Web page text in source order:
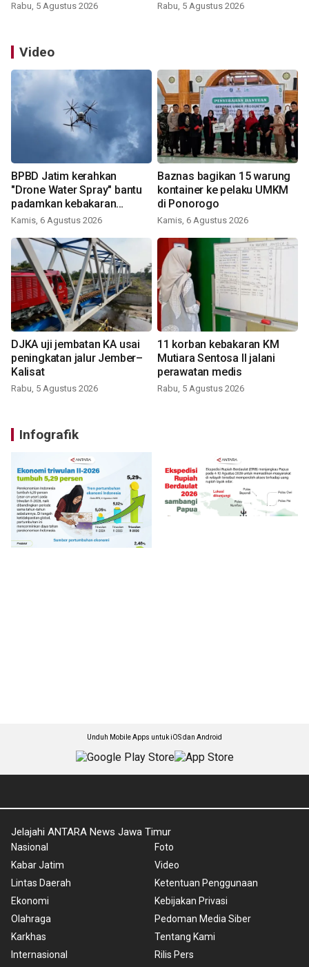
Rabu, 5 Agustus 2026 Rabu, 5 Agustus 2026
Video
BPBD Jatim kerahkan
"Drone Water Spray" bantu
padamkan kebakaran
Bromo
Kamis, 6 Agustus 2026
Baznas bagikan 15 warung
kontainer ke pelaku UMKM
di Ponorogo
Kamis, 6 Agustus 2026
DJKA uji jembatan KA usai
peningkatan jalur Jember–
Kalisat
Rabu, 5 Agustus 2026
11 korban kebakaran KM
Mutiara Sentosa II jalani
perawatan medis
Rabu, 5 Agustus 2026
Infografik
Unduh Mobile Apps untuk iOS dan Android
Jelajahi ANTARA News Jawa Timur
Nasional
Kabar Jatim
Lintas Daerah
Ekonomi
Olahraga
Karkhas
Internasional
Foto
Video
Ketentuan Penggunaan
Kebijakan Privasi
Pedoman Media Siber
Tentang Kami
Rilis Pers